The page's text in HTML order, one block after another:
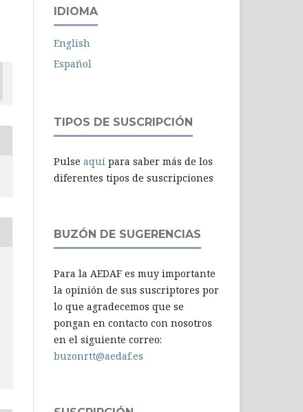
IDIOMA
English
Español
TIPOS DE SUSCRIPCIÓN
Pulse aquí para saber más de los
diferentes tipos de suscripciones
BUZÓN DE SUGERENCIAS
Para la AEDAF es muy importante
la opinión de sus suscriptores por
lo que agradecemos que se
pongan en contacto con nosotros
en el siguiente correo:
buzonrtt@aedaf.es